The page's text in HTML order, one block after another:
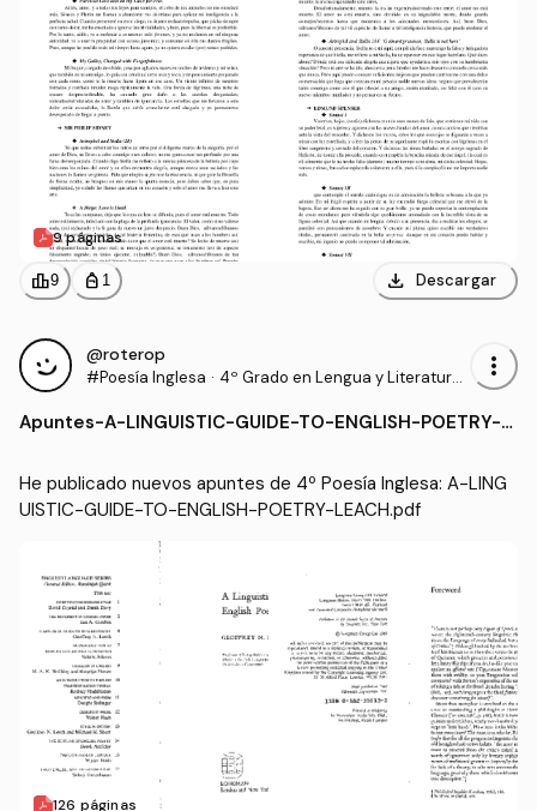
9 páginas
leaderboard9 personal_bag 1 download Descargar
@roterop
#Poesía Inglesa · 4º Grado en Lengua y Literatura I
more_vert
Apuntes-A-LINGUISTIC-GUIDE-TO-ENGLISH-POETRY-L
He publicado nuevos apuntes de 4º Poesía Inglesa: A-LING
UISTIC-GUIDE-TO-ENGLISH-POETRY-LEACH.pdf
126 páginas